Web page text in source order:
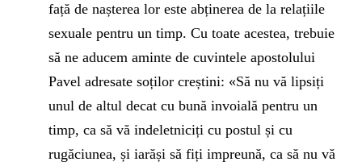
față de nașterea lor este abținerea de la relațiile
sexuale pentru un timp. Cu toate acestea, trebuie
să ne aducem aminte de cuvintele apostolului
Pavel adresate soților creștini: «Să nu vă lipsiți
unul de altul decat cu bună invoială pentru un
timp, ca să vă indeletniciți cu postul și cu
rugăciunea, și iarăși să fiți impreună, ca să nu vă